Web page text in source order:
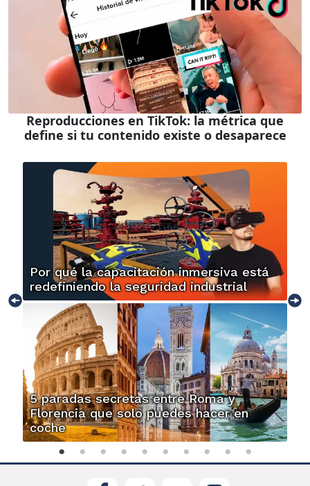
Reproducciones en TikTok: la métrica que
define si tu contenido existe o desaparece
Por qué la capacitación inmersiva está
redefiniendo la seguridad industrial
5 paradas secretas entre Roma y
Florencia que solo puedes hacer en
coche